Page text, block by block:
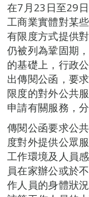
在7月23日至29
工商業實體對某
有限度方式提供
仍被列為鞏固期
的基礎上，行政
出傳閱公函，要
限度的對外公共
申請有關服務，
傳閱公函要求公
度對外提供公眾
工作環境及人員
員在家辦公或於
作人員的身體狀